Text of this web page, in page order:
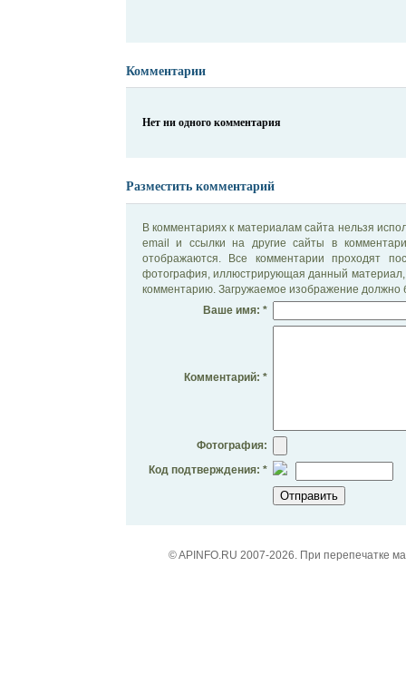
Комментарии
Нет ни одного комментария
Разместить комментарий
В комментариях к материалам сайта нельзя
email и ссылки на другие сайты в
отображаются. Все комментарии проходят
фотография, иллюстрирующая данный материал,
комментарию. Загружаемое изображение должно
Ваше имя: *
Комментарий: *
Фотография:
Код подтверждения: *
© APINFO.RU 2007-2026. При перепечатке